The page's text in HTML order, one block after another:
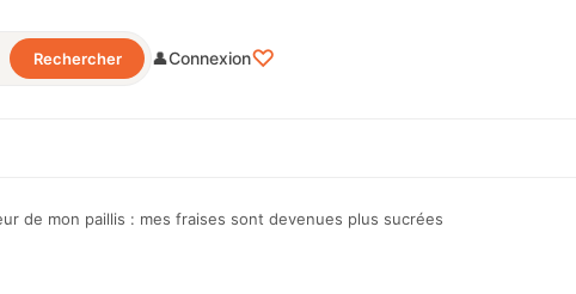
Rechercher 👤Connexion♡
de mon paillis : mes fraises sont devenues plus sucrées